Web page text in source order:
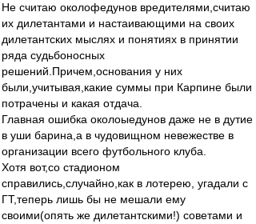
Не считаю околофедунов вредителями,считаю
их дилетантами и настаивающими на своих
дилетантских мыслях и понятиях в принятии
ряда судьбоносных
решений.Причем,основания у них
были,учитывая,какие суммы при Карпине были
потрачены и какая отдача.
Главная ошибка околоыедунов даже не в дутие
в уши барина,а в чудовищном невежестве в
организации всего футбольного клуба.
Хотя вот,со стадионом
справились,случайно,как в лотерею, угадали с
ГТ,теперь лишь бы не мешали ему
своими(опять же дилетантскими!) советами и